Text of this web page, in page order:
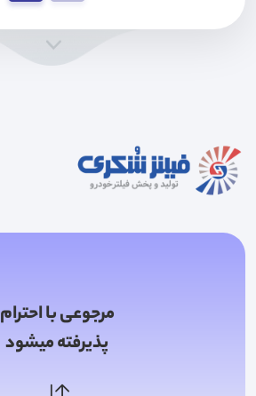
مرجوعی با احترام
پذیرفته میشود